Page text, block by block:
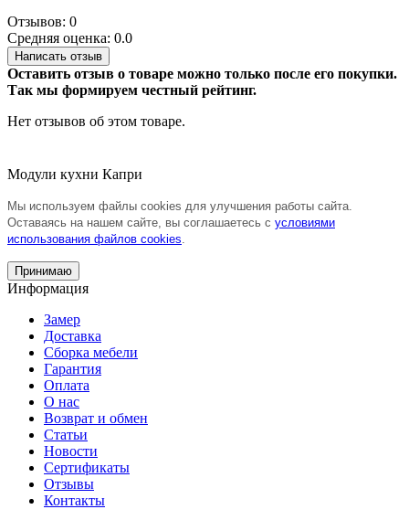
Отзывов: 0
Средняя оценка: 0.0
Написать отзыв
Оставить отзыв о товаре можно только после его покупки.
Так мы формируем честный рейтинг.
Нет отзывов об этом товаре.
Модули кухни Капри
Мы используем файлы cookies для улучшения работы сайта.
Оставаясь на нашем сайте, вы соглашаетесь с условиями
использования файлов cookies.
Принимаю
Информация
Замер
Доставка
Сборка мебели
Гарантия
Оплата
О нас
Возврат и обмен
Статьи
Новости
Сертификаты
Отзывы
Контакты